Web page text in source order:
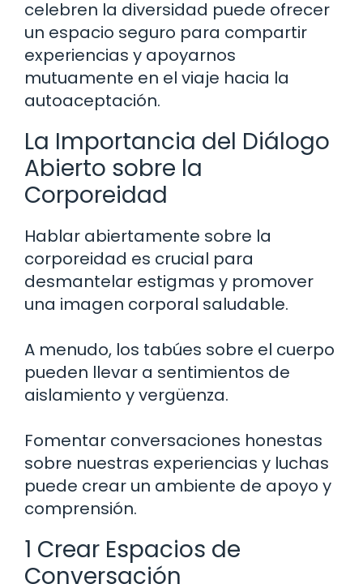
celebren la diversidad puede ofrecer
un espacio seguro para compartir
experiencias y apoyarnos
mutuamente en el viaje hacia la
autoaceptación.
La Importancia del Diálogo
Abierto sobre la
Corporeidad
Hablar abiertamente sobre la
corporeidad es crucial para
desmantelar estigmas y promover
una imagen corporal saludable.
A menudo, los tabúes sobre el cuerpo
pueden llevar a sentimientos de
aislamiento y vergüenza.
Fomentar conversaciones honestas
sobre nuestras experiencias y luchas
puede crear un ambiente de apoyo y
comprensión.
1 Crear Espacios de
Conversación